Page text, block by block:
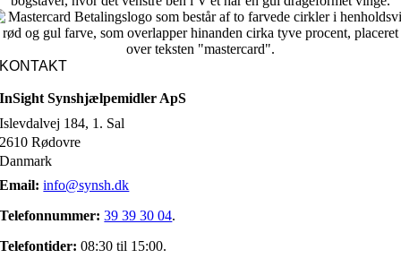
KONTAKT
InSight Synshjælpemidler ApS
Islevdalvej 184, 1. Sal
2610 Rødovre
Danmark
Email: info@synsh.dk
Telefonnummer: 39 39 30 04.
Telefontider: 08:30 til 15:00.